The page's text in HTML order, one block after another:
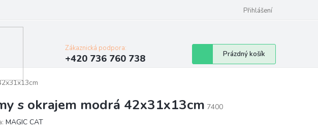
Přihlášení
Zákaznická podpora:
+420 736 760 738
Nákupní
košík
Prázdný košík
s okrajem modrá 42x31x13cm 7400
MAGIC CAT